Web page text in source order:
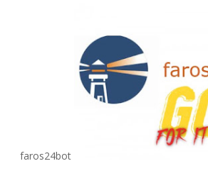
faros24bot